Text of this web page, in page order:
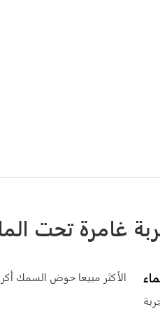
غامرة تحت